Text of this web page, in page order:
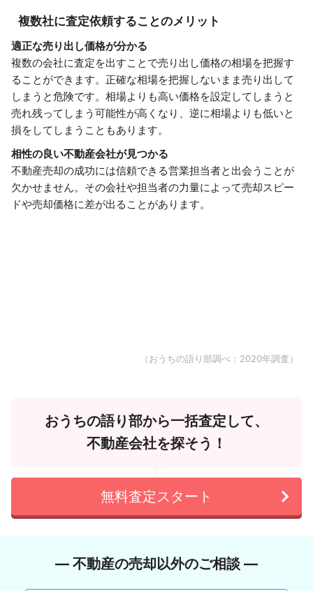
複数社に査定依頼することのメリット
適正な売り出し価格が分かる
複数の会社に査定を出すことで売り出し価格の相場を把握す
ることができます。正確な相場を把握しないまま売り出して
しまうと危険です。相場よりも高い価格を設定してしまうと
売れ残ってしまう可能性が高くなり、逆に相場よりも低いと
損をしてしまうこともあります。
相性の良い不動産会社が見つかる
不動産売却の成功には信頼できる営業担当者と出会うことが
欠かせません。その会社や担当者の力量によって売却スピー
ドや売却価格に差が出ることがあります。
（おうちの語り部調べ：2020年調査）
おうちの語り部から一括査定して、
不動産会社を探そう！
無料査定スタート
― 不動産の売却以外のご相談 ―